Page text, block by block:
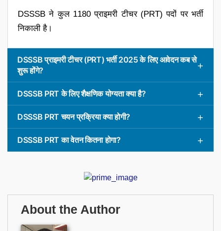
DSSSB ने कुल 1180 प्राइमरी टीचर (PRT) पदों पर भर्ती
निकाली है।
DSSSB प्राइमरी टीचर (PRT) भर्ती 2025 के लिए आवेदन कब से
शुरू होंगे?
DSSSB PRT के लिए शैक्षणिक योग्यता क्या है?
DSSSB PRT चयन प्रक्रिया क्या होगी?
DSSSB PRT का वेतन कितना होगा?
About the Author